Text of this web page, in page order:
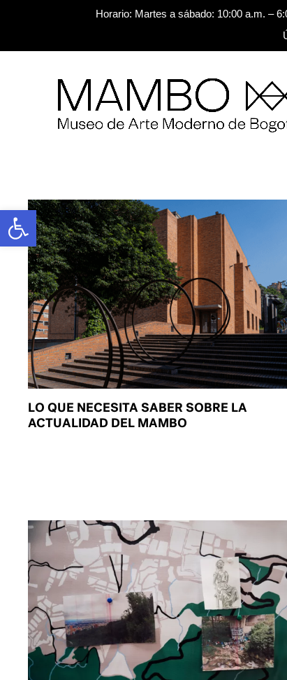
Horario: Martes a sábado: 10:00 a.m. –
Abrir barra de herramientas
LO QUE NECESITA SABER SOBRE LA
ACTUALIDAD DEL MAMBO